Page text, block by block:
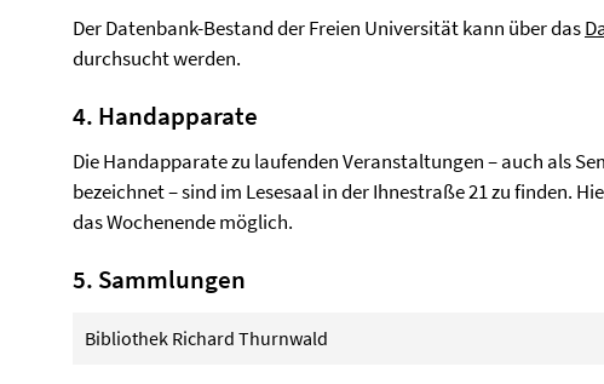
Der Datenbank-Bestand der Freien Universität kann über das
durchsucht werden.
4. Handapparate
Die Handapparate zu laufenden Veranstaltungen – auch als
bezeichnet – sind im Lesesaal in der Ihnestraße 21 zu finden.
das Wochenende möglich.
5. Sammlungen
Bibliothek Richard Thurnwald